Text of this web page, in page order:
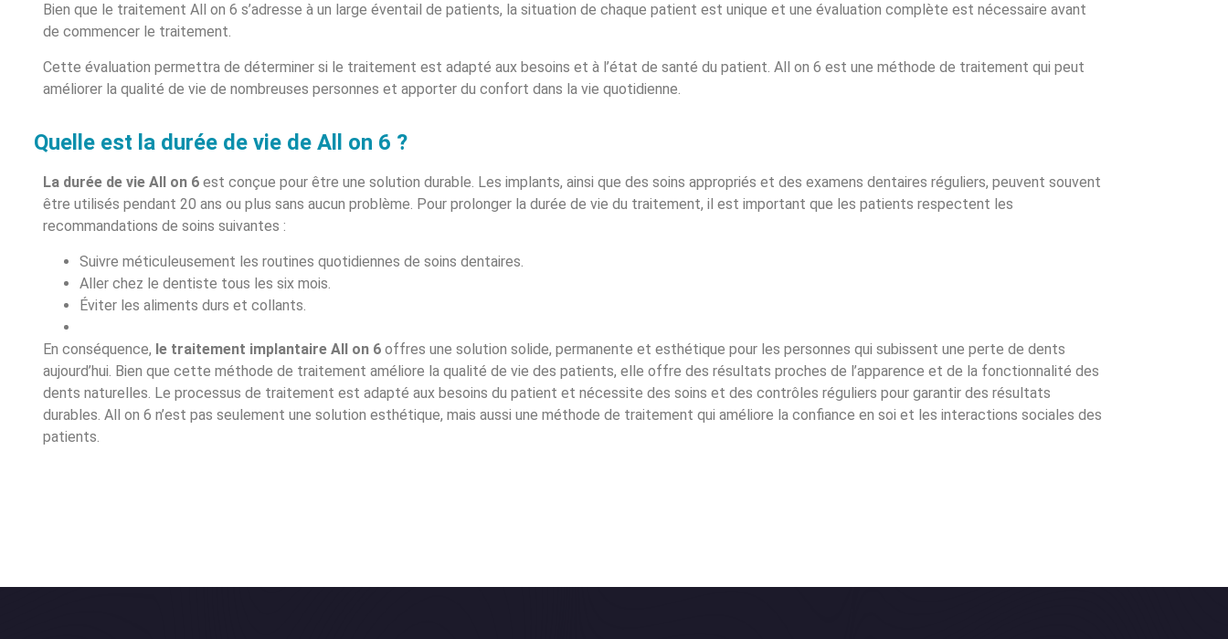
Bien que le traitement All on 6 s’adresse à un large éventail de patients, la situation de chaque patient est unique et une évaluation complète est nécessaire avant
de commencer le traitement.
Cette évaluation permettra de déterminer si le traitement est adapté aux besoins et à l’état de santé du patient. All on 6 est une méthode de traitement qui peut
améliorer la qualité de vie de nombreuses personnes et apporter du confort dans la vie quotidienne.
Quelle est la durée de vie de All on 6 ?
La durée de vie All on 6 est conçue pour être une solution durable. Les implants, ainsi que des soins appropriés et des examens dentaires réguliers, peuvent souvent
être utilisés pendant 20 ans ou plus sans aucun problème. Pour prolonger la durée de vie du traitement, il est important que les patients respectent les
recommandations de soins suivantes :
Suivre méticuleusement les routines quotidiennes de soins dentaires.
Aller chez le dentiste tous les six mois.
Éviter les aliments durs et collants.
En conséquence, le traitement implantaire All on 6 offres une solution solide, permanente et esthétique pour les personnes qui subissent une perte de dents
aujourd’hui. Bien que cette méthode de traitement améliore la qualité de vie des patients, elle offre des résultats proches de l’apparence et de la fonctionnalité des
dents naturelles. Le processus de traitement est adapté aux besoins du patient et nécessite des soins et des contrôles réguliers pour garantir des résultats
durables. All on 6 n’est pas seulement une solution esthétique, mais aussi une méthode de traitement qui améliore la confiance en soi et les interactions sociales des
patients.